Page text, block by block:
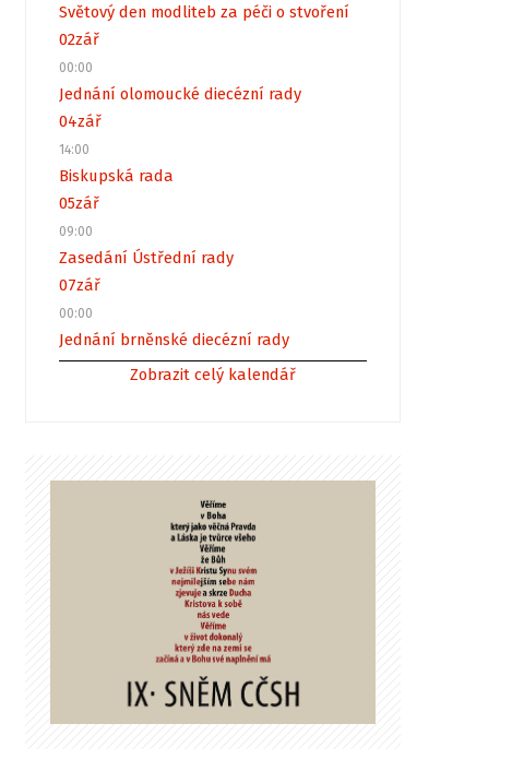
Světový den modliteb za péči o stvoření
02zář
00:00
Jednání olomoucké diecézní rady
04zář
14:00
Biskupská rada
05zář
09:00
Zasedání Ústřední rady
07zář
00:00
Jednání brněnské diecézní rady
Zobrazit celý kalendář